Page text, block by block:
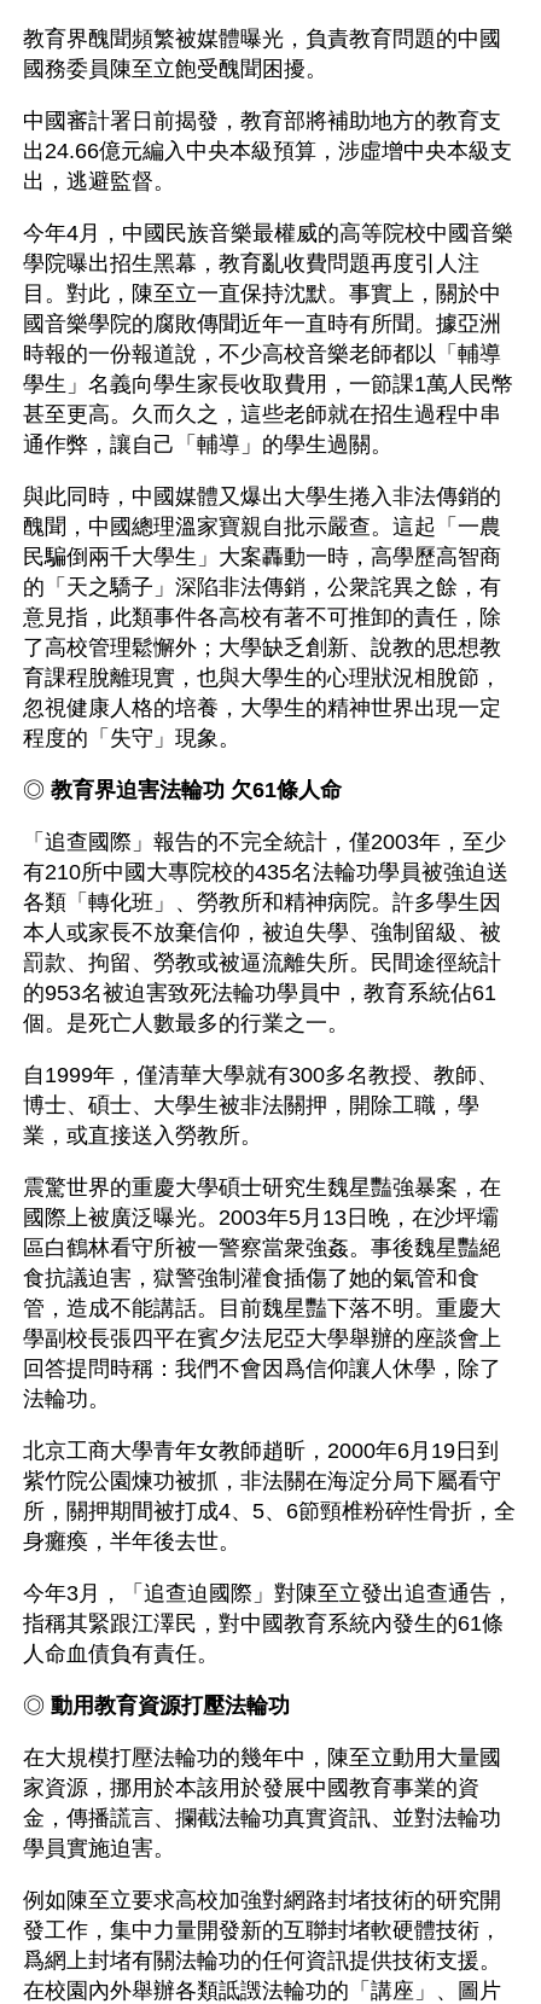
教育界醜聞頻繁被媒體曝光，負責教育問題的中國
國務委員陳至立飽受醜聞困擾。
中國審計署日前揭發，教育部將補助地方的教育支
出24.66億元編入中央本級預算，涉虛增中央本級支
出，逃避監督。
今年4月，中國民族音樂最權威的高等院校中國音樂
學院曝出招生黑幕，教育亂收費問題再度引人注
目。對此，陳至立一直保持沈默。事實上，關於中
國音樂學院的腐敗傳聞近年一直時有所聞。據亞洲
時報的一份報道說，不少高校音樂老師都以「輔導
學生」名義向學生家長收取費用，一節課1萬人民幣
甚至更高。久而久之，這些老師就在招生過程中串
通作弊，讓自己「輔導」的學生過關。
與此同時，中國媒體又爆出大學生捲入非法傳銷的
醜聞，中國總理溫家寶親自批示嚴查。這起「一農
民騙倒兩千大學生」大案轟動一時，高學歷高智商
的「天之驕子」深陷非法傳銷，公衆詫異之餘，有
意見指，此類事件各高校有著不可推卸的責任，除
了高校管理鬆懈外；大學缺乏創新、說教的思想教
育課程脫離現實，也與大學生的心理狀況相脫節，
忽視健康人格的培養，大學生的精神世界出現一定
程度的「失守」現象。
◎ 教育界迫害法輪功 欠61條人命
「追查國際」報告的不完全統計，僅2003年，至少
有210所中國大專院校的435名法輪功學員被強迫送
各類「轉化班」、勞教所和精神病院。許多學生因
本人或家長不放棄信仰，被迫失學、強制留級、被
罰款、拘留、勞教或被逼流離失所。民間途徑統計
的953名被迫害致死法輪功學員中，教育系統佔61
個。是死亡人數最多的行業之一。
自1999年，僅清華大學就有300多名教授、教師、
博士、碩士、大學生被非法關押，開除工職，學
業，或直接送入勞教所。
震驚世界的重慶大學碩士研究生魏星豔強暴案，在
國際上被廣泛曝光。2003年5月13日晚，在沙坪壩
區白鶴林看守所被一警察當衆強姦。事後魏星豔絕
食抗議迫害，獄警強制灌食插傷了她的氣管和食
管，造成不能講話。目前魏星豔下落不明。重慶大
學副校長張四平在賓夕法尼亞大學舉辦的座談會上
回答提問時稱：我們不會因爲信仰讓人休學，除了
法輪功。
北京工商大學青年女教師趙昕，2000年6月19日到
紫竹院公園煉功被抓，非法關在海淀分局下屬看守
所，關押期間被打成4、5、6節頸椎粉碎性骨折，全
身癱瘓，半年後去世。
今年3月，「追查迫國際」對陳至立發出追查通告，
指稱其緊跟江澤民，對中國教育系統內發生的61條
人命血債負有責任。
◎ 動用教育資源打壓法輪功
在大規模打壓法輪功的幾年中，陳至立動用大量國
家資源，挪用於本該用於發展中國教育事業的資
金，傳播謊言、攔截法輪功真實資訊、並對法輪功
學員實施迫害。
例如陳至立要求高校加強對網路封堵技術的研究開
發工作，集中力量開發新的互聯封堵軟硬體技術，
爲網上封堵有關法輪功的任何資訊提供技術支援。
在校園內外舉辦各類詆譭法輪功的「講座」、圖片